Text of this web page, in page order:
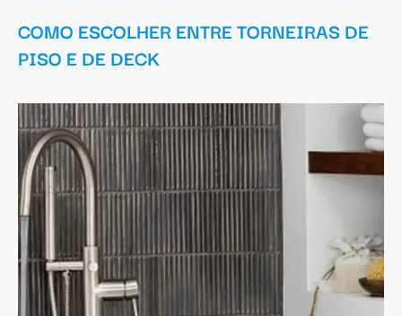
COMO ESCOLHER ENTRE TORNEIRAS DE
PISO E DE DECK